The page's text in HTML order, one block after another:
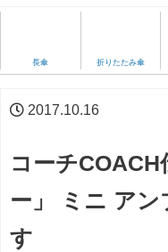
長傘 折りたたみ傘
2017.10.16
コーチ
ー」 ミニ ア
す